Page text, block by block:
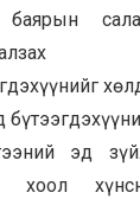
эд
хоол